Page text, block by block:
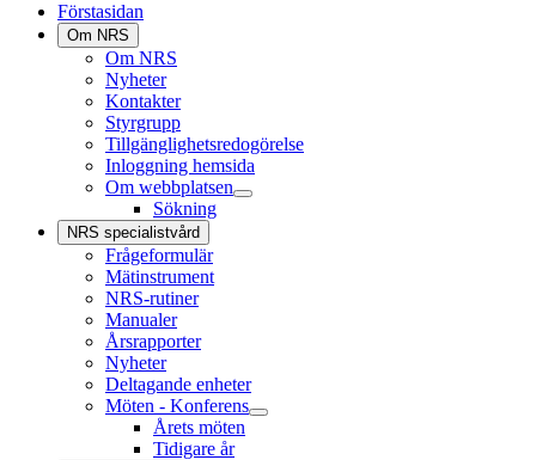
Förstasidan
Om NRS
Om NRS
Nyheter
Kontakter
Styrgrupp
Tillgänglighetsredogörelse
Inloggning hemsida
Om webbplatsen
Sökning
NRS specialistvård
Frågeformulär
Mätinstrument
NRS-rutiner
Manualer
Årsrapporter
Nyheter
Deltagande enheter
Möten - Konferens
Årets möten
Tidigare år